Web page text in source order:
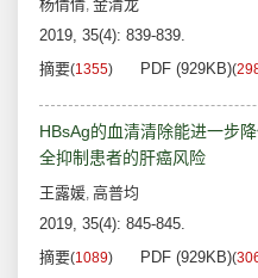
杨倩倩, 金清龙
2019, 35(4): 839-839.
摘要(1355) PDF (929KB)(
HBsAg的血清清除能进一步
全抑制患者的肝癌风险
王露媛, 高普均
2019, 35(4): 845-845.
摘要(1089) PDF (929KB)(